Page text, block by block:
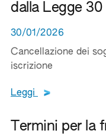
dalla Legge
30/01/2026
Cancellazione dei
iscrizione
Leggi Leggi tutto
Termini per la